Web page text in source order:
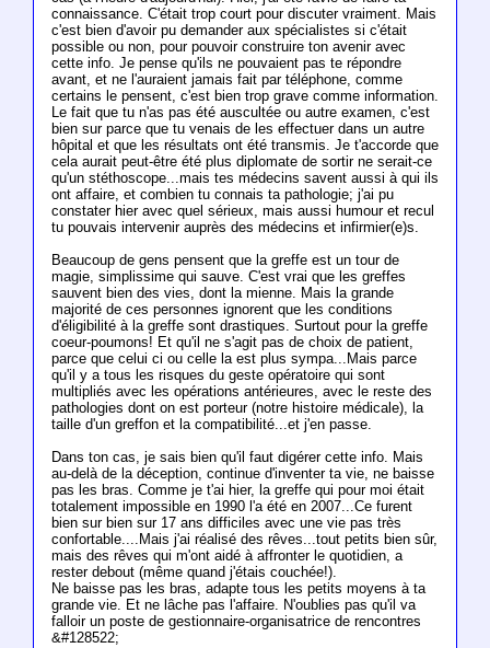
connaissance. C'était trop court pour discuter vraiment. Mais
c'est bien d'avoir pu demander aux spécialistes si c'était
possible ou non, pour pouvoir construire ton avenir avec
cette info. Je pense qu'ils ne pouvaient pas te répondre
avant, et ne l'auraient jamais fait par téléphone, comme
certains le pensent, c'est bien trop grave comme information.
Le fait que tu n'as pas été auscultée ou autre examen, c'est
bien sur parce que tu venais de les effectuer dans un autre
hôpital et que les résultats ont été transmis. Je t'accorde que
cela aurait peut-être été plus diplomate de sortir ne serait-ce
qu'un stéthoscope...mais tes médecins savent aussi à qui ils
ont affaire, et combien tu connais ta pathologie; j'ai pu
constater hier avec quel sérieux, mais aussi humour et recul
tu pouvais intervenir auprès des médecins et infirmier(e)s.
Beaucoup de gens pensent que la greffe est un tour de
magie, simplissime qui sauve. C'est vrai que les greffes
sauvent bien des vies, dont la mienne. Mais la grande
majorité de ces personnes ignorent que les conditions
d'éligibilité à la greffe sont drastiques. Surtout pour la greffe
coeur-poumons! Et qu'il ne s'agit pas de choix de patient,
parce que celui ci ou celle la est plus sympa...Mais parce
qu'il y a tous les risques du geste opératoire qui sont
multipliés avec les opérations antérieures, avec le reste des
pathologies dont on est porteur (notre histoire médicale), la
taille d'un greffon et la compatibilité...et j'en passe.
Dans ton cas, je sais bien qu'il faut digérer cette info. Mais
au-delà de la déception, continue d'inventer ta vie, ne baisse
pas les bras. Comme je t'ai hier, la greffe qui pour moi était
totalement impossible en 1990 l'a été en 2007...Ce furent
bien sur bien sur 17 ans difficiles avec une vie pas très
confortable....Mais j'ai réalisé des rêves...tout petits bien sûr,
mais des rêves qui m'ont aidé à affronter le quotidien, a
rester debout (même quand j'étais couchée!).
Ne baisse pas les bras, adapte tous les petits moyens à ta
grande vie. Et ne lâche pas l'affaire. N'oublies pas qu'il va
falloir un poste de gestionnaire-organisatrice de rencontres
&#128522;